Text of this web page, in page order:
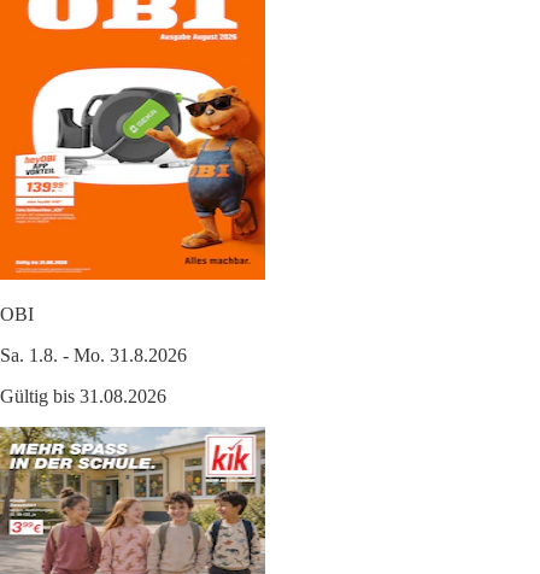
OBI
Sa. 1.8. - Mo. 31.8.2026
Gültig bis 31.08.2026